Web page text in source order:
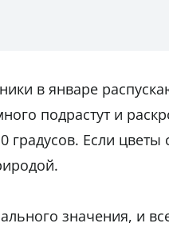
в январе
подрастут и
градусов. Если цветы
значения, и